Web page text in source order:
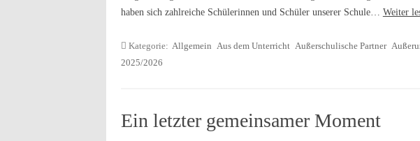
haben sich zahlreiche Schülerinnen und Schüler unserer Schule… Weiter
Kategorie: Allgemein Aus dem Unterricht Außerschulische Partner
2025/2026
Ein letzter gemeinsamer Moment